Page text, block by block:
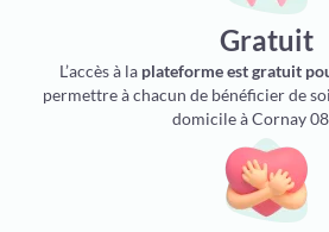
Gratuit
L’accès à la plateforme est gratuit
permettre à chacun de bénéficier de
domicile à Cornay